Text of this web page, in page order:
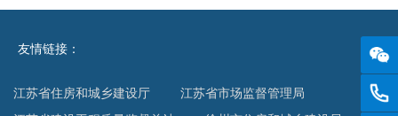
友情链接：
江苏省住房和城乡建设厅
江苏省市场监督管理局